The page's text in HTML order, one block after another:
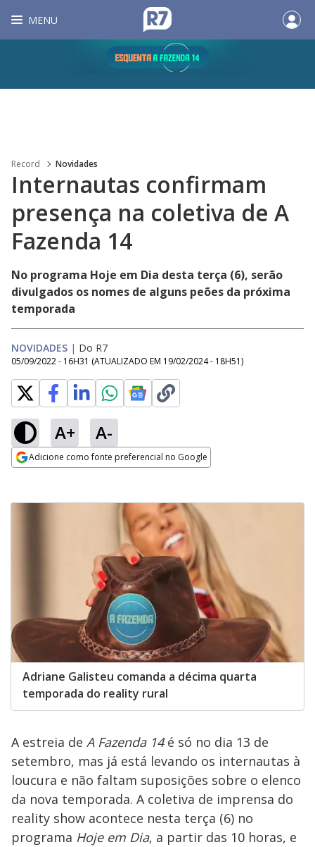
MENU
Record Novidades
Internautas confirmam
presença na coletiva de A
Fazenda 14
No programa Hoje em Dia desta terça (6), serão
divulgados os nomes de alguns peões da próxima
temporada
NOVIDADES | Do R7
05/09/2022 - 16H31 (ATUALIZADO EM 19/02/2024 - 18H51)
A+ A-
Adicione como fonte preferencial no Google
Adriane Galisteu comanda a décima quarta
temporada do reality rural
A estreia de A Fazenda 14é só no dia 13 de
setembro, mas já está levando os internautas à
loucura e não faltam suposições sobre o elenco
da nova temporada. A coletiva de imprensa do
reality show acontece nesta terça (6) no
programa Hoje em Dia, a partir das 10 horas, e